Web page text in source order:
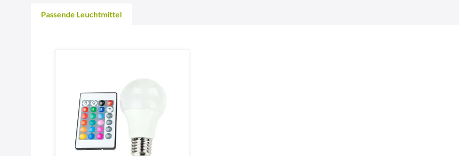
Passende Leuchtmittel